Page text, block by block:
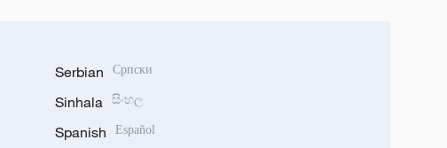
Serbian Српски
Sinhala සිංහල
Spanish Español